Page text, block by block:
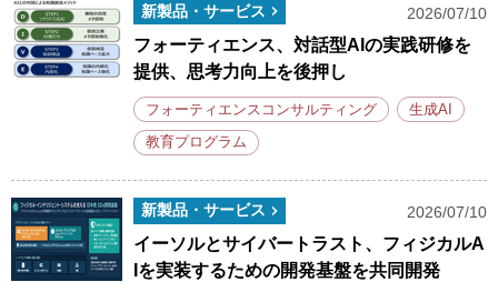
新製品・サービス 2026/07/10
フォーティエンス、対話型AIの実践研修を
提供、思考力向上を後押し
フォーティエンスコンサルティング 生成AI
教育プログラム
新製品・サービス 2026/07/10
イーソルとサイバートラスト、フィジカルA
Iを実装するための開発基盤を共同開発